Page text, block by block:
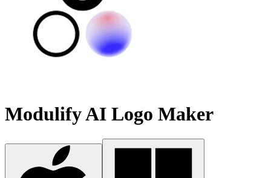
Modulify AI Logo Maker